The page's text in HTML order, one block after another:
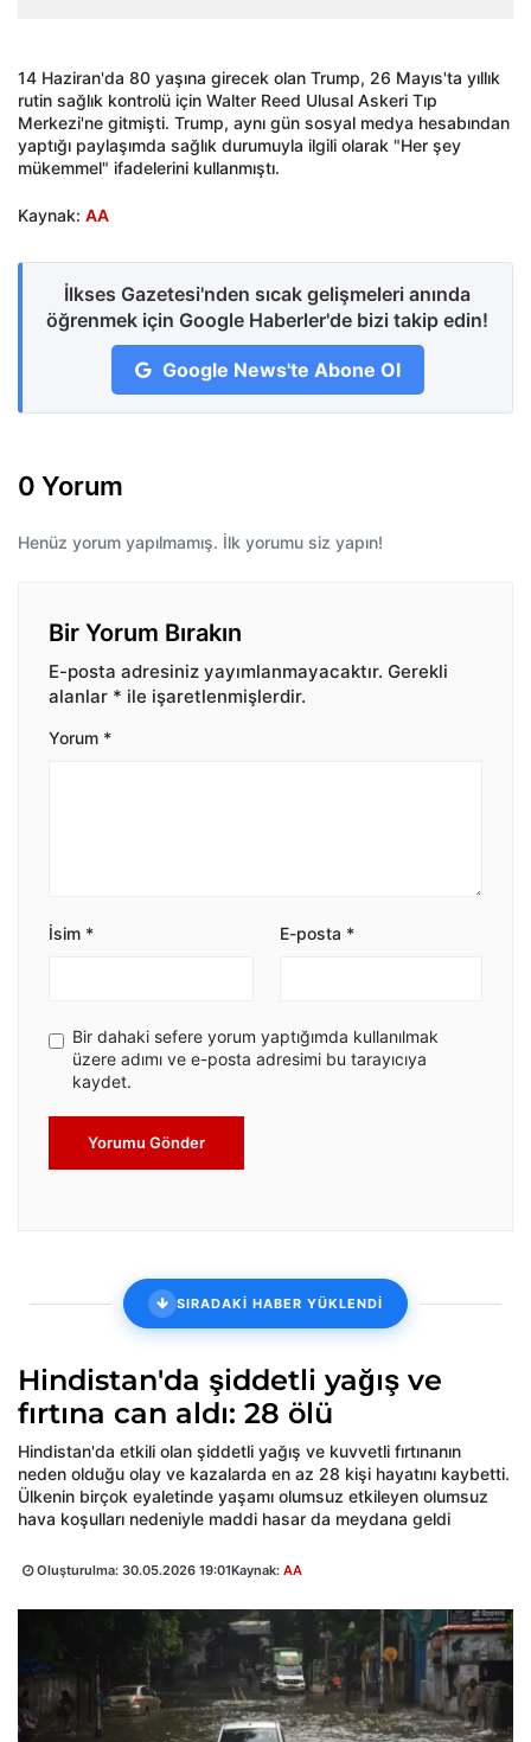
14 Haziran'da 80 yaşına girecek olan Trump, 26 Mayıs'ta yıllık
rutin sağlık kontrolü için Walter Reed Ulusal Askeri Tıp
Merkezi'ne gitmişti. Trump, aynı gün sosyal medya hesabından
yaptığı paylaşımda sağlık durumuyla ilgili olarak "Her şey
mükemmel" ifadelerini kullanmıştı.
Kaynak: AA
İlkses Gazetesi'nden sıcak gelişmeleri anında
öğrenmek için Google Haberler'de bizi takip edin!
Google News'te Abone Ol
0 Yorum
Henüz yorum yapılmamış. İlk yorumu siz yapın!
Bir Yorum Bırakın
E-posta adresiniz yayımlanmayacaktır. Gerekli
alanlar * ile işaretlenmişlerdir.
Yorum *
İsim * E-posta *
Bir dahaki sefere yorum yaptığımda kullanılmak
üzere adımı ve e-posta adresimi bu tarayıcıya
kaydet.
Yorumu Gönder
SIRADAKİ HABER YÜKLENDİ
Hindistan'da şiddetli yağış ve
fırtına can aldı: 28 ölü
Hindistan'da etkili olan şiddetli yağış ve kuvvetli fırtınanın
neden olduğu olay ve kazalarda en az 28 kişi hayatını kaybetti.
Ülkenin birçok eyaletinde yaşamı olumsuz etkileyen olumsuz
hava koşulları nedeniyle maddi hasar da meydana geldi
Oluşturulma: 30.05.2026 19:01Kaynak: AA